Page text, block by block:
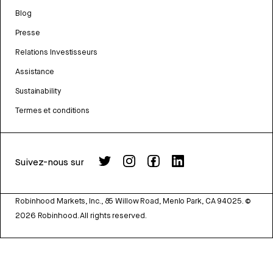
Blog
Presse
Relations Investisseurs
Assistance
Sustainability
Termes et conditions
Suivez-nous sur
Robinhood Markets, Inc., 85 Willow Road, Menlo Park, CA 94025. ©
2026 Robinhood. All rights reserved.